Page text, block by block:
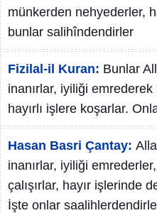
münkerden nehyederler,
bunlar salihîndendirler
Fizilal-il Kuran: Bunlar
inanırlar, iyiliği emrederek
hayırlı işlere koşarlar.
Hasan Basri Çantay:
inanırlar, iyiliği
çalışırlar, hayır işlerinde
İşte onlar